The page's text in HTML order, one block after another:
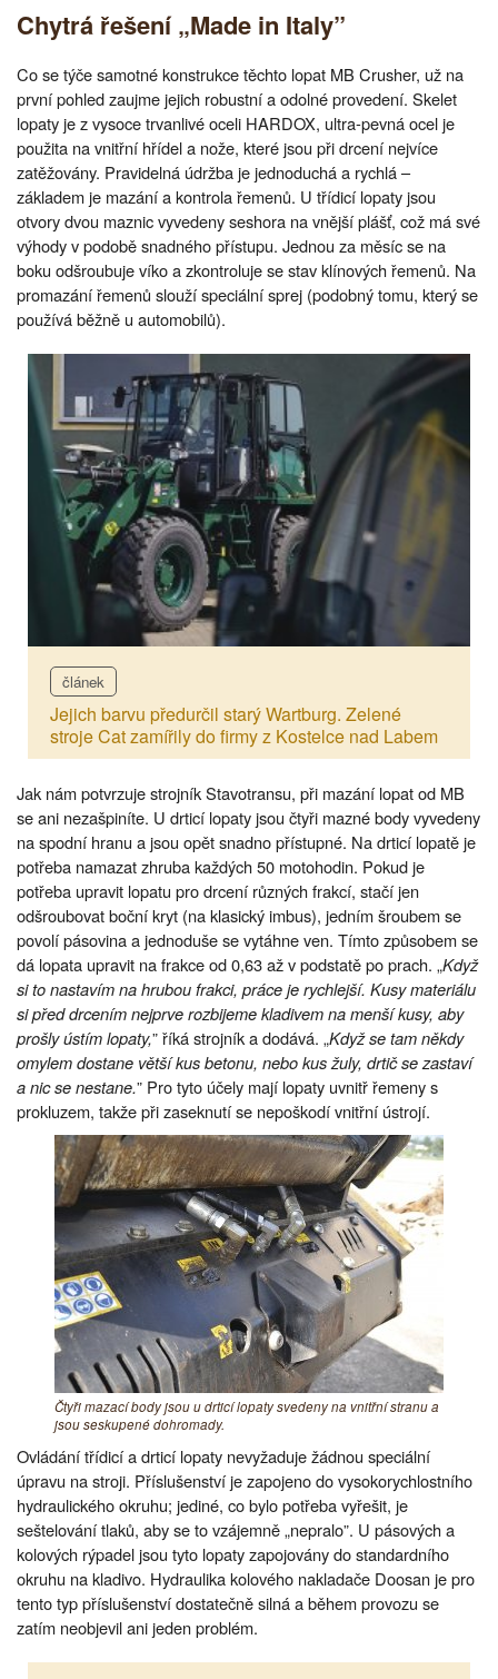
Chytrá řešení „Made in Italy”
Co se týče samotné konstrukce těchto lopat MB Crusher, už na
první pohled zaujme jejich robustní a odolné provedení. Skelet
lopaty je z vysoce trvanlivé oceli HARDOX, ultra-pevná ocel je
použita na vnitřní hřídel a nože, které jsou při drcení nejvíce
zatěžovány. Pravidelná údržba je jednoduchá a rychlá –
základem je mazání a kontrola řemenů. U třídicí lopaty jsou
otvory dvou maznic vyvedeny seshora na vnější plášť, což má své
výhody v podobě snadného přístupu. Jednou za měsíc se na
boku odšroubuje víko a zkontroluje se stav klínových řemenů. Na
promazání řemenů slouží speciální sprej (podobný tomu, který se
používá běžně u automobilů).
článek
Jejich barvu předurčil starý Wartburg. Zelené
stroje Cat zamířily do firmy z Kostelce nad Labem
Jak nám potvrzuje strojník Stavotransu, při mazání lopat od MB
se ani nezašpiníte. U drticí lopaty jsou čtyři mazné body vyvedeny
na spodní hranu a jsou opět snadno přístupné. Na drticí lopatě je
potřeba namazat zhruba každých 50 motohodin. Pokud je
potřeba upravit lopatu pro drcení různých frakcí, stačí jen
odšroubovat boční kryt (na klasický imbus), jedním šroubem se
povolí pásovina a jednoduše se vytáhne ven. Tímto způsobem se
dá lopata upravit na frakce od 0,63 až v podstatě po prach. „Když
si to nastavím na hrubou frakci, práce je rychlejší. Kusy materiálu
si před drcením nejprve rozbijeme kladivem na menší kusy, aby
prošly ústím lopaty,” říká strojník a dodává. „Když se tam někdy
omylem dostane větší kus betonu, nebo kus žuly, drtič se zastaví
a nic se nestane.” Pro tyto účely mají lopaty uvnitř řemeny s
prokluzem, takže při zaseknutí se nepoškodí vnitřní ústrojí.
Čtyři mazací body jsou u drticí lopaty svedeny na vnitřní stranu a
jsou seskupené dohromady.
Ovládání třídicí a drticí lopaty nevyžaduje žádnou speciální
úpravu na stroji. Příslušenství je zapojeno do vysokorychlostního
hydraulického okruhu; jediné, co bylo potřeba vyřešit, je
seštelování tlaků, aby se to vzájemně „nepralo”. U pásových a
kolových rýpadel jsou tyto lopaty zapojovány do standardního
okruhu na kladivo. Hydraulika kolového nakladače Doosan je pro
tento typ příslušenství dostatečně silná a během provozu se
zatím neobjevil ani jeden problém.